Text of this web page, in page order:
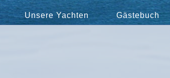
Unsere Yachten Gästebuch